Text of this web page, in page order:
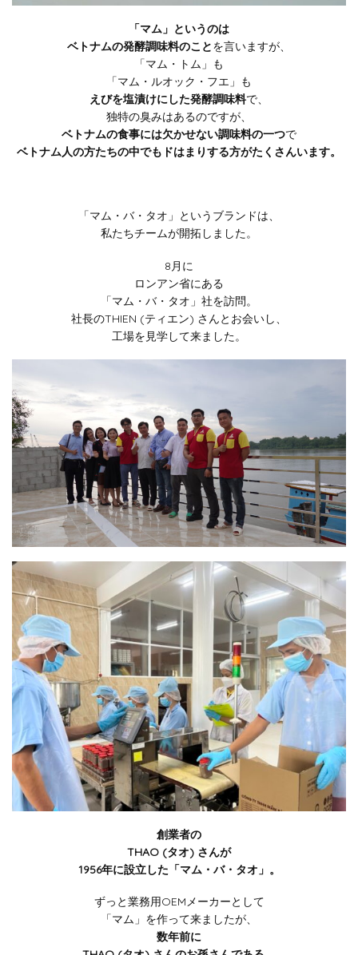
「マム」というのは
ベトナムの発酵調味料のことを言いますが、
「マム・トム」も
「マム・ルオック・フエ」も
えびを塩漬けにした発酵調味料で、
独特の臭みはあるのですが、
ベトナムの食事には欠かせない調味料の一つで
ベトナム人の方たちの中でもドはまりする方がたくさんいます。
「マム・バ・タオ」というブランドは、
私たちチームが開拓しました。
8月に
ロンアン省にある
「マム・バ・タオ」社を訪問。
社長のTHIEN (ティエン) さんとお会いし、
工場を見学して来ました。
創業者の
THAO (タオ) さんが
1956年に設立した「マム・バ・タオ」。
ずっと業務用OEMメーカーとして
「マム」を作って来ましたが、
数年前に